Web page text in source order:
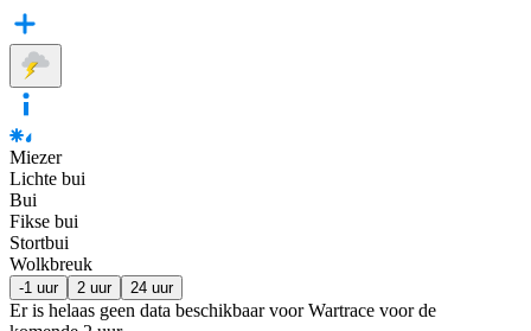
Miezer
Lichte bui
Bui
Fikse bui
Stortbui
Wolkbreuk
-1 uur 2 uur 24 uur
Er is helaas geen data beschikbaar voor Wartrace voor de